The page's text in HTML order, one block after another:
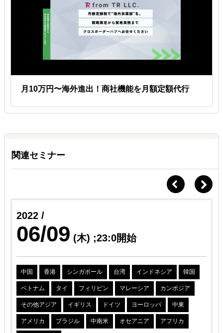
月10万円〜海外進出！商社機能を月額定額代行
関連セミナー
2022 /
06/09 (木) ;23:0開始
中国 香港 シンガポール 台湾 インドネシア 韓国
ベトナム タイ フィリピン マレーシア カンボジア
その他アジア イギリス ドイツ ヨーロッパ 中東
アメリカ ブラジル 中南米 オセアニア アフリカ